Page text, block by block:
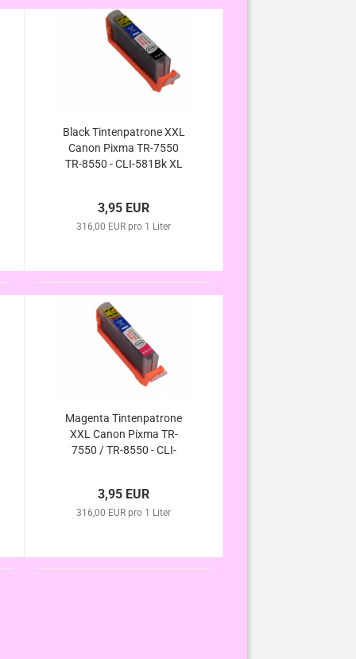
Black Tintenpatrone XXL
Canon Pixma TR-7550
TR-8550 - CLI-581Bk XL
3,95 EUR
316,00 EUR pro 1 Liter
Magenta Tintenpatrone
XXL Canon Pixma TR-
7550 / TR-8550 - CLI-
3,95 EUR
316,00 EUR pro 1 Liter